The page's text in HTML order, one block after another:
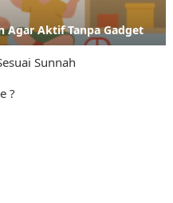
Agar Aktif Tanpa Gadget
Sunnah
?